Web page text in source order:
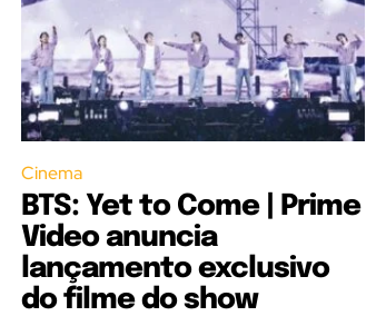
Cinema
BTS: Yet to Come | Prime
Video anuncia
lançamento exclusivo
do filme do show